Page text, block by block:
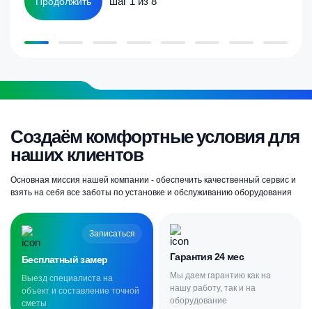
Создаём комфортные условия для
наших клиентов
Основная миссия нашей компании - обеспечить качественный сервис и
взять на себя все заботы по установке и обслуживанию оборудования
Записаться
Бесплатный замер
Выезд специалиста на
объект и составление точной
сметы
Гарантия 24 мес
Мы даем гарантию как на
нашу работу, так и на
оборудование